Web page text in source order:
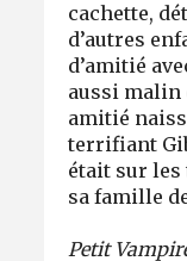
cachette,
d’autres
d’amitié
aussi malin
amitié
terrifiant
était sur les
sa famille
Petit